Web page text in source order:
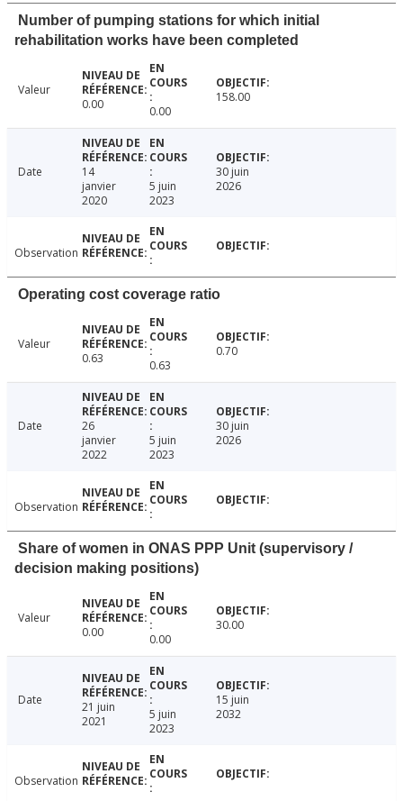
Number of pumping stations for which initial
rehabilitation works have been completed
Valeur
0.00
0.00
158.00
Date
14
janvier
2020
5 juin
2023
30 juin
2026
Observation
Operating cost coverage ratio
Valeur
0.63
0.63
0.70
Date
26
janvier
2022
5 juin
2023
30 juin
2026
Observation
Share of women in ONAS PPP Unit (supervisory /
decision making positions)
Valeur
0.00
0.00
30.00
Date
21 juin
2021
5 juin
2023
15 juin
2032
Observation